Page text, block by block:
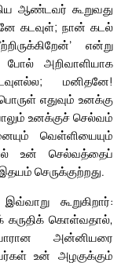
ஆண்டவர் கூறுவது
கடவுள்; நான் கடல்
என்று
அறிவாளியாக
மனிதனே!
எதுவும் உனக்கு
உனக்குச் செல்வம்
வெள்ளியையும்
உன் செல்வத்தைப்
செருக்குற்றது.
கூறுகிறார்:
கொள்வதால்,
அன்னியரை
உன் அழகுக்கும்